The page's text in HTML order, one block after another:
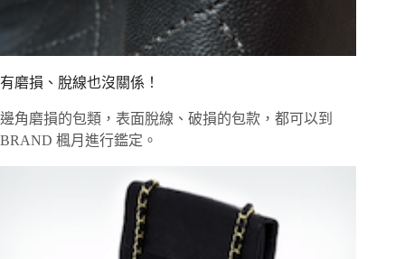
有磨損、脫線也沒關係！
邊角磨損的包類，表面脫線、破損的包款，都可以到
BRAND 楓月進行鑑定。